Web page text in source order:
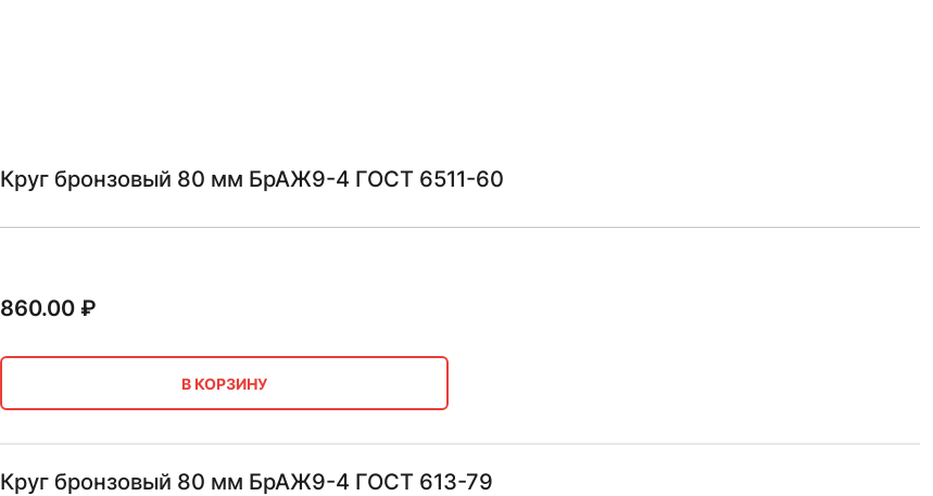
Круг бронзовый 80 мм БрАЖ9-4 ГОСТ 6511-60
860.00₽
В КОРЗИНУ
Круг бронзовый 80 мм БрАЖ9-4 ГОСТ 613-79